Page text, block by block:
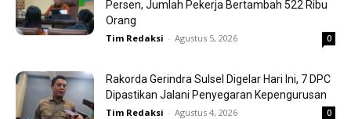
Persen, Jumlah Pekerja Bertambah 522 Ribu
Orang
Tim Redaksi - Agustus 5, 2026 0
Rakorda Gerindra Sulsel Digelar Hari Ini, 7 DPC
Dipastikan Jalani Penyegaran Kepengurusan
Tim Redaksi - Agustus 4, 2026 0